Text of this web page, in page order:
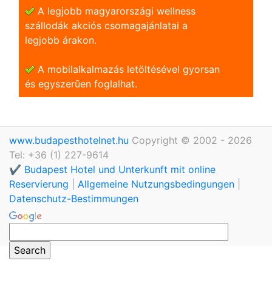
A legjobb magyarországi wellness
szállodák akciós csomagajánlatai a
legjobb árakon.
A mobilalkalmazás letöltésével gyorsan
és egyszerũen foglalhat.
www.budapesthotelnet.hu Copyright © 2002 - 2026
Tel: +36 (1) 227-9614
✔️ Budapest Hotel und Unterkunft mit online
Reservierung
Allgemeine Nutzungsbedingungen
Datenschutz-Bestimmungen